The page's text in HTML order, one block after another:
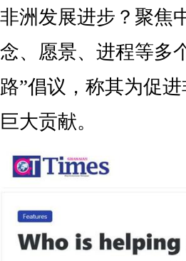
非洲发展进步？聚焦
念、愿景、进程等多
路”倡议，称其为促
巨大贡献。